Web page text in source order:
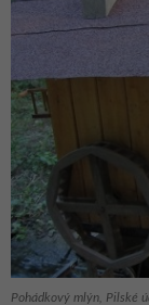
Pohádkový mlýn, Pilské